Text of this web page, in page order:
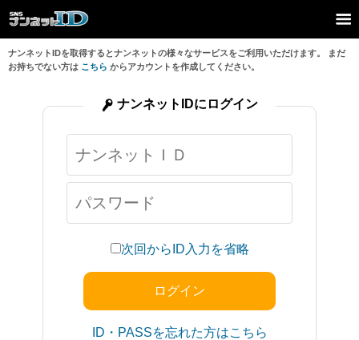
ナンネットIDを取得するとナンネットの様々なサービスをご利用いただけます。 まだ
お持ちでない方は こちら からアカウントを作成してください。
次回からID入力を省略
ID・PASSを忘れた方はこちら
ナンネットIDにログイン